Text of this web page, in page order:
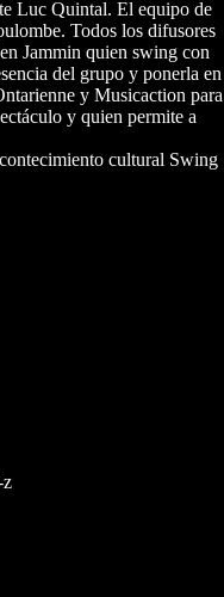
Luc Quintal. El equipo de
Todos los difusores
Jammin quien swing con
del grupo y ponerla en
y Musicaction para
y quien permite a
cultural Swing